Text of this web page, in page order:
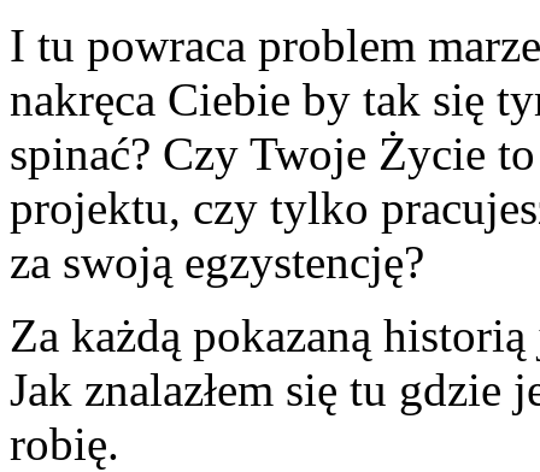
I tu powraca problem
nakręca Ciebie by tak się
spinać? Czy Twoje Życie
projektu, czy tylko
za swoją egzystencję?
Za każdą pokazaną
Jak znalazłem się tu gdzie
robię.